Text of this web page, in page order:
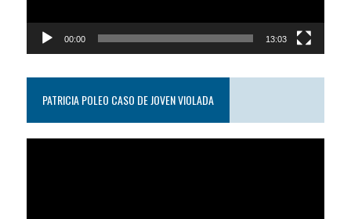
00:00 13:03
PATRICIA POLEO CASO DE JOVEN VIOLADA